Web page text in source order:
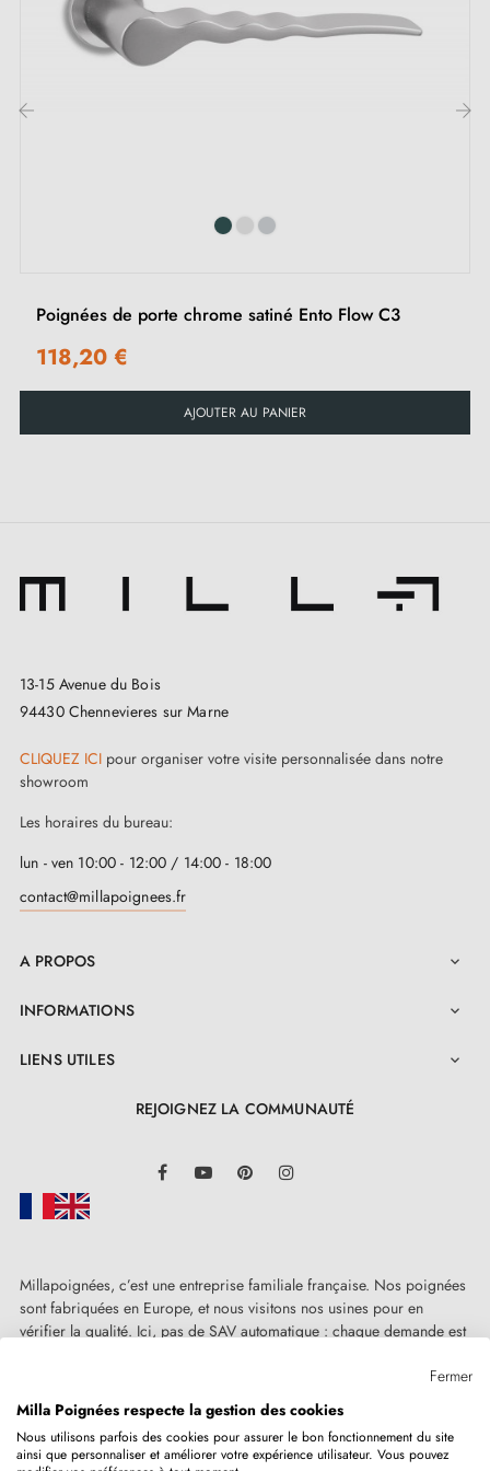
Vis et clé Allen de 3 mm pour l'assemblage
Gabarits de montage
chez vous, dans la cuisine, la salle de bain, dans les
bureaux, dans les hôtels ou les restaurants. Évitez son
qualité. Utilisez des
dommages éventuels.
Poignées de porte chrome satiné Ento Flow C3
118,20 €
AJOUTER AU PANIER
13-15 Avenue du Bois
94430 Chennevieres sur Marne
CLIQUEZ ICI pour organiser votre visite personnalisée dans notre
showroom
Les horaires du bureau:
lun - ven 10:00 - 12:00 / 14:00 - 18:00
contact@millapoignees.fr
A PROPOS 
INFORMATIONS 
LIENS UTILES 
REJOIGNEZ LA COMMUNAUTÉ
FacebookYouTube Pinterest
Millapoignées, c’est une entreprise familiale française. Nos poignées
sont fabriquées en Europe, et nous visitons nos usines pour en
vérifier la qualité. Ici, pas de SAV automatique : chaque demande est
Copyright © 2026MILLA POIGNEESTous droits réservés.
Fermer
Milla Poignées respecte la gestion des cookies
Nous utilisons parfois des cookies pour assurer le bon fonctionnement du site
ainsi que personnaliser et améliorer votre expérience utilisateur. Vous pouvez